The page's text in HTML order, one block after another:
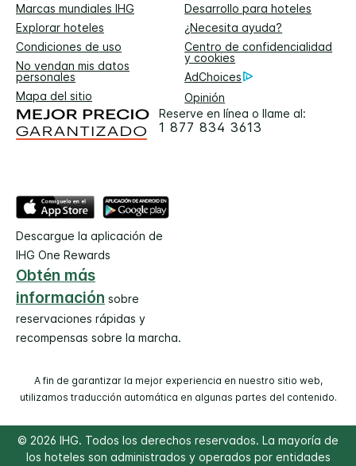
Marcas mundiales IHG
Desarrollo para hoteles
Explorar hoteles
¿Necesita ayuda?
Condiciones de uso
Centro de confidencialidad
y cookies
No vendan mis datos
personales
AdChoices
Mapa del sitio
Opinión
Reserve en línea o llame al:
1 877 834 3613
Descargue la aplicación de
IHG One Rewards
Obtén más
información sobre
reservaciones rápidas y
recompensas sobre la marcha.
A fin de garantizar la mejor experiencia en nuestro sitio web,
utilizamos traducción automática en algunas partes del contenido.
© 2026 IHG. Todos los derechos reservados. La mayoría de
los hoteles son administrados y operados por entidades